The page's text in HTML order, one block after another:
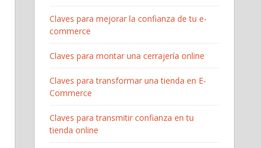
Claves para mejorar la confianza de tu e-
commerce
Claves para montar una cerrajería online
Claves para transformar una tienda en E-
Commerce
Claves para transmitir confianza en tu
tienda online